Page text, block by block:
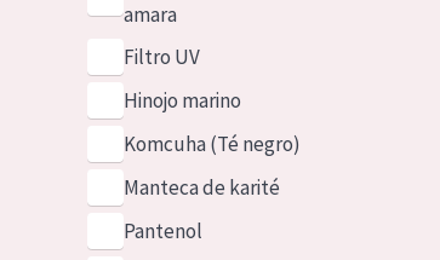
amara
Filtro UV
Hinojo marino
Komcuha (Té negro)
Manteca de karité
Pantenol